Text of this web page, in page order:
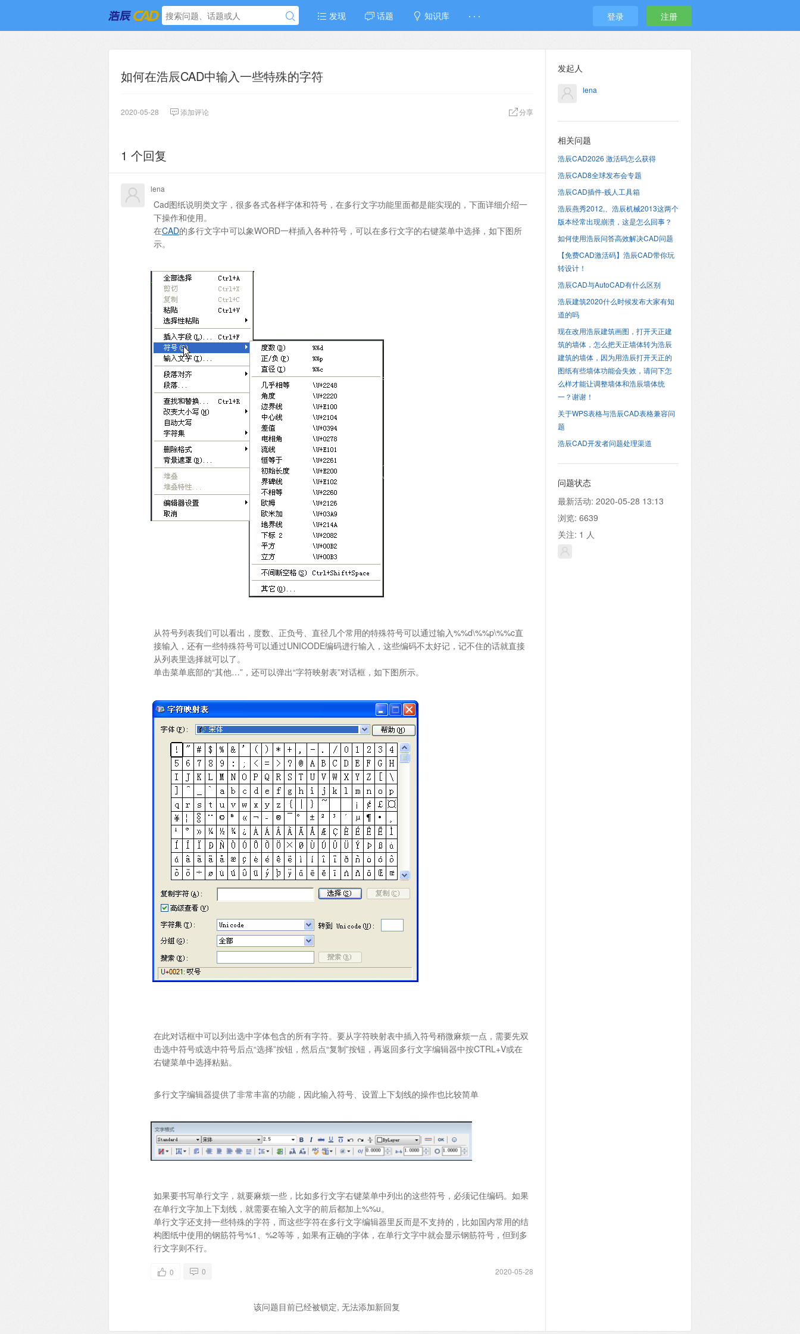
发现 话题 知识库 · · · 登录 注册
如何在浩辰CAD中输入一些特殊的字符
2020-05-28 添加评论 分享
1 个回复
lena
Cad图纸说明类文字，很多各式各样字体和符号，在多行文字功能里面都是能实现的，下面详细介绍一
下操作和使用。
在CAD的多行文字中可以象WORD一样插入各种符号，可以在多行文字的右键菜单中选择，如下图所
示。
从符号列表我们可以看出，度数、正负号、直径几个常用的特殊符号可以通过输入%%d\%%p\%%c直
接输入，还有一些特殊符号可以通过UNICODE编码进行输入，这些编码不太好记，记不住的话就直接
从列表里选择就可以了。
单击菜单底部的“其他…”，还可以弹出“字符映射表”对话框，如下图所示。
在此对话框中可以列出选中字体包含的所有字符。要从字符映射表中插入符号稍微麻烦一点，需要先双
击选中符号或选中符号后点“选择”按钮，然后点“复制”按钮，再返回多行文字编辑器中按CTRL+V或在
右键菜单中选择粘贴。
多行文字编辑器提供了非常丰富的功能，因此输入符号、设置上下划线的操作也比较简单
如果要书写单行文字，就要麻烦一些，比如多行文字右键菜单中列出的这些符号，必须记住编码。如果
在单行文字加上下划线，就需要在输入文字的前后都加上%%u。
单行文字还支持一些特殊的字符，而这些字符在多行文字编辑器里反而是不支持的，比如国内常用的结
构图纸中使用的钢筋符号%1、%2等等，如果有正确的字体，在单行文字中就会显示钢筋符号，但到多
行文字则不行。
2020-05-28
0 0
该问题目前已经被锁定, 无法添加新回复
发起人
lena
相关问题
浩辰CAD2026 激活码怎么获得
浩辰CAD8全球发布会专题
浩辰CAD插件-贱人工具箱
浩辰燕秀2012,、浩辰机械2013这两个
版本经常出现崩溃，这是怎么回事？
如何使用浩辰问答高效解决CAD问题
【免费CAD激活码】浩辰CAD带你玩
转设计！
浩辰CAD与AutoCAD有什么区别
浩辰建筑2020什么时候发布大家有知
道的吗
现在改用浩辰建筑画图，打开天正建
筑的墙体，怎么把天正墙体转为浩辰
建筑的墙体，因为用浩辰打开天正的
图纸有些墙体功能会失效，请问下怎
么样才能让调整墙体和浩辰墙体统
一？谢谢！
关于WPS表格与浩辰CAD表格兼容问
题
浩辰CAD开发者问题处理渠道
问题状态
最新活动: 2020-05-28 13:13
浏览: 6639
关注: 1 人